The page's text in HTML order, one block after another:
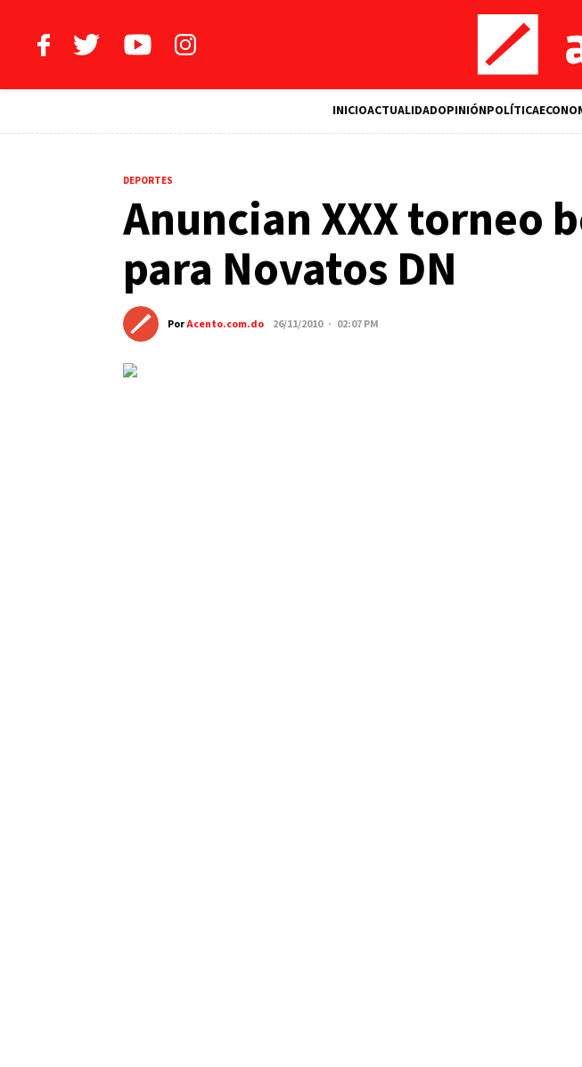
INICIOACTUALIDADOPINIÓNPOLÍTICA
DEPORTES
Anuncian XXX torneo
para Novatos DN
PorAcento.com.do 26/11/2010 · 02:07 PM